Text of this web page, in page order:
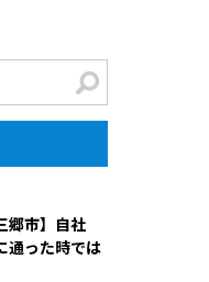
郷市】自社
通った時では